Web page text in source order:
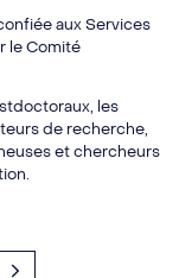
aux Services
le Comité
les
de recherche,
et chercheurs